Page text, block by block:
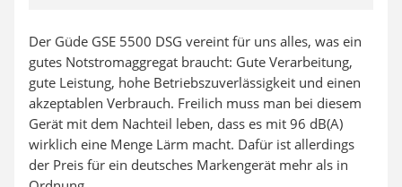
Der Güde GSE 5500 DSG vereint für uns alles, was ein
gutes Notstromaggregat braucht: Gute Verarbeitung,
gute Leistung, hohe Betriebszuverlässigkeit und einen
akzeptablen Verbrauch. Freilich muss man bei diesem
Gerät mit dem Nachteil leben, dass es mit 96 dB(A)
wirklich eine Menge Lärm macht. Dafür ist allerdings
der Preis für ein deutsches Markengerät mehr als in